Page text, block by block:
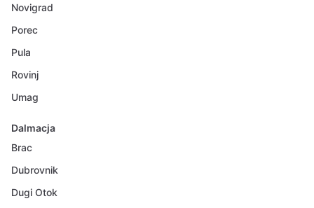
Novigrad
Porec
Pula
Rovinj
Umag
Dalmacja
Brac
Dubrovnik
Dugi Otok